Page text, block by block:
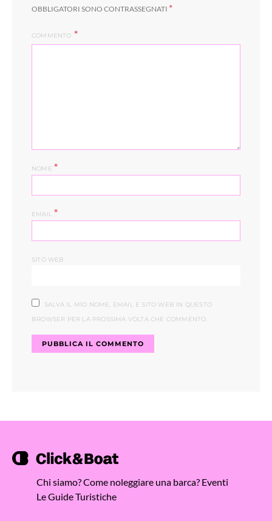
OBBLIGATORI SONO CONTRASSEGNATI *
COMMENTO
NOME *
EMAIL*
SITO WEB
SALVA IL MIO NOME, EMAIL E SITO WEB IN QUESTO
BROWSER PER LA PROSSIMA VOLTA CHE COMMENTO.
Chi siamo?Come noleggiare una barca? Eventi
Le Guide Turistiche